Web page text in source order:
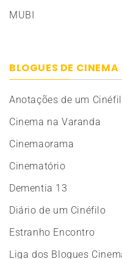
MUBI
BLOGUES DE CINEMA
Anotações de um
Cinema na Varanda
Cinemaorama
Cinematório
Dementia 13
Diário de um Cinéfilo
Estranho Encontro
Liga dos Blogues